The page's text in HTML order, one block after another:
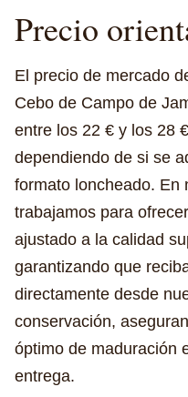
Precio
El precio de mercado
Cebo de Campo de
entre los 22 € y los 28
dependiendo de si se
formato loncheado. En
trabajamos para
ajustado a la calidad
garantizando que
directamente desde
conservación,
óptimo de maduración
entrega.